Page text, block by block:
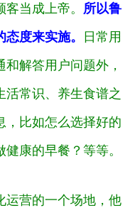
当成上帝。 所以鲁
度来实施。
日常用
解答用户问题外，
活常识、养生食谱之
，比如怎么选择好的
康的早餐？等等。
运营的一个场地，他